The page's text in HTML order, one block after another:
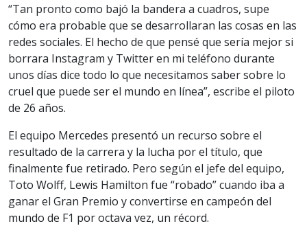
“Tan pronto como bajó la bandera a cuadros, supe
cómo era probable que se desarrollaran las cosas en las
redes sociales. El hecho de que pensé que sería mejor si
borrara Instagram y Twitter en mi teléfono durante
unos días dice todo lo que necesitamos saber sobre lo
cruel que puede ser el mundo en línea”, escribe el piloto
de 26 años.
El equipo Mercedes presentó un recurso sobre el
resultado de la carrera y la lucha por el título, que
finalmente fue retirado. Pero según el jefe del equipo,
Toto Wolff, Lewis Hamilton fue “robado” cuando iba a
ganar el Gran Premio y convertirse en campeón del
mundo de F1 por octava vez, un récord.